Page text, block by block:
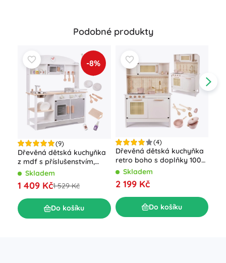
Podobné produkty
-8%
(9)
Dřevěná dětská kuchyňka
z mdf s příslušenstvím,
šedá, 82 cm
Skladem
1 409 Kč1 529 Kč
Do košíku
(4)
Dřevěná dětská kuchyňka
retro boho s doplňky 100
cmSkladem
2 199 Kč
Do košíku